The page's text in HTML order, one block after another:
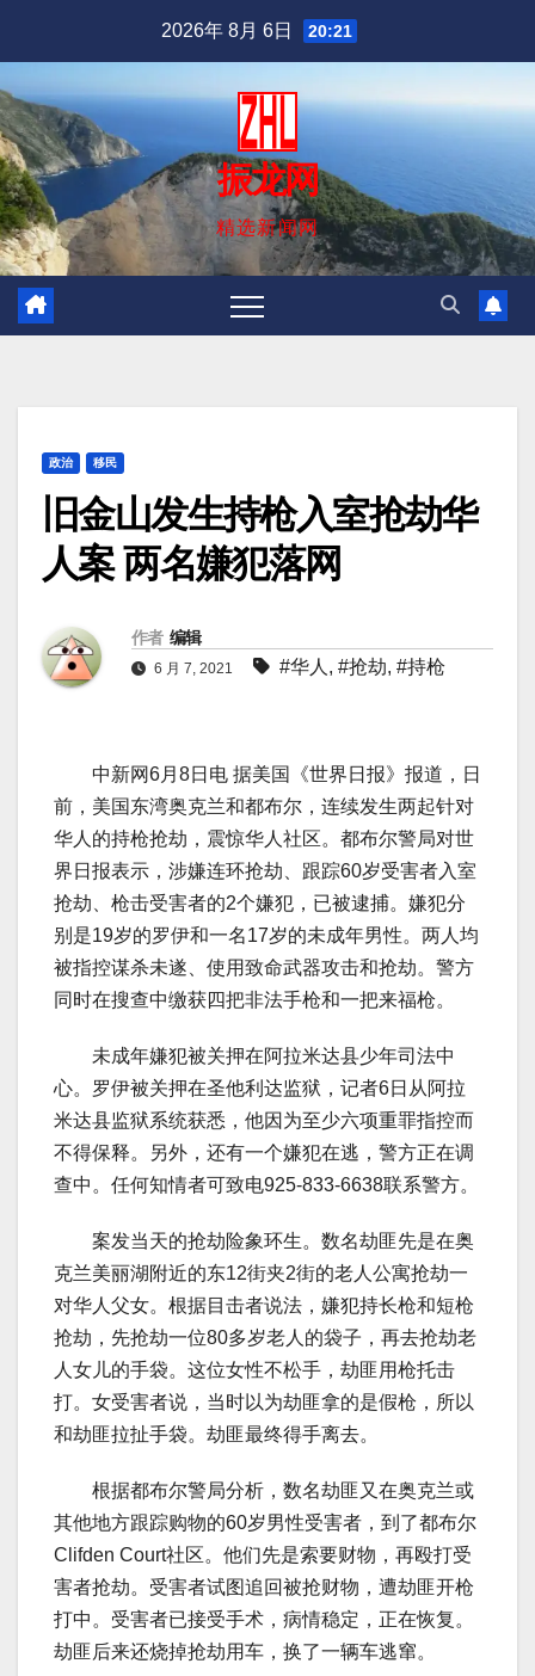
内
容
2026年 8月 6日 20:21
振龙网
精选新闻网
政治 移民
旧金山发生持枪入室抢劫华
人案 两名嫌犯落网
作者 编辑
6 月 7, 2021 #华人 , #抢劫, #持枪
中新网6月8日电 据美国《世界日报》报道，日
前，美国东湾奥克兰和都布尔，连续发生两起针对
华人的持枪抢劫，震惊华人社区。都布尔警局对世
界日报表示，涉嫌连环抢劫、跟踪60岁受害者入室
抢劫、枪击受害者的2个嫌犯，已被逮捕。嫌犯分
别是19岁的罗伊和一名17岁的未成年男性。两人均
被指控谋杀未遂、使用致命武器攻击和抢劫。警方
同时在搜查中缴获四把非法手枪和一把来福枪。
未成年嫌犯被关押在阿拉米达县少年司法中
心。罗伊被关押在圣他利达监狱，记者6日从阿拉
米达县监狱系统获悉，他因为至少六项重罪指控而
不得保释。另外，还有一个嫌犯在逃，警方正在调
查中。任何知情者可致电925-833-6638联系警方。
案发当天的抢劫险象环生。数名劫匪先是在奥
克兰美丽湖附近的东12街夹2街的老人公寓抢劫一
对华人父女。根据目击者说法，嫌犯持长枪和短枪
抢劫，先抢劫一位80多岁老人的袋子，再去抢劫老
人女儿的手袋。这位女性不松手，劫匪用枪托击
打。女受害者说，当时以为劫匪拿的是假枪，所以
和劫匪拉扯手袋。劫匪最终得手离去。
根据都布尔警局分析，数名劫匪又在奥克兰或
其他地方跟踪购物的60岁男性受害者，到了都布尔
Clifden Court社区。他们先是索要财物，再殴打受
害者抢劫。受害者试图追回被抢财物，遭劫匪开枪
打中。受害者已接受手术，病情稳定，正在恢复。
劫匪后来还烧掉抢劫用车，换了一辆车逃窜。